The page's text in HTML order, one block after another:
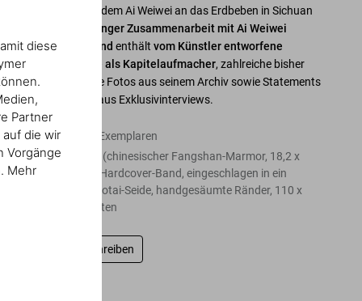
diese
Partner
die wir
Vorgänge
Mehr
bedruckt ist, mit dem Ai Weiwei an das Erdbeben in Sichuan
in enger Zusammenarbeit mit Ai Weiwei
entstandene Band enthältvom Künstler entworfene
Scherenschnitte als Kapitelaufmacher, zahlreiche bisher
unveröffentlichte Fotos aus seinem Archiv sowie Statements
zu seiner Arbeit aus Exklusivinterviews.
Edition von 100 Exemplaren
Marmorskulptur (chinesischer Fangshan-Marmor, 18,2 x
76,3 x 52,2 cm); Hardcover-Band, eingeschlagen in ein
Seidentuch (Habotai-Seide, handgesäumte Ränder, 110 x
100 cm), 724 Seiten
Bewertung schreiben